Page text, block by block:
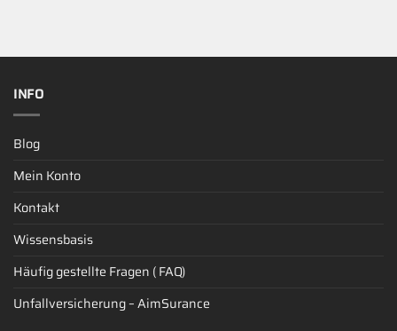
INFO
Blog
Mein Konto
Kontakt
Wissensbasis
Häufig gestellte Fragen ( FAQ)
Unfallversicherung – AimSurance